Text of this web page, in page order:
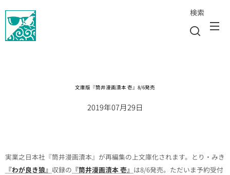
検索
文庫版『筒井漫画瀆本 壱』8/6発売
2019年07月29日
実業之日本社『筒井漫画瀆本』が再編集の上文庫化されます。とり・みき
『わが良き狼』 収録の 『筒井漫画瀆本 壱』 は8/6発売。ただいま予約受付